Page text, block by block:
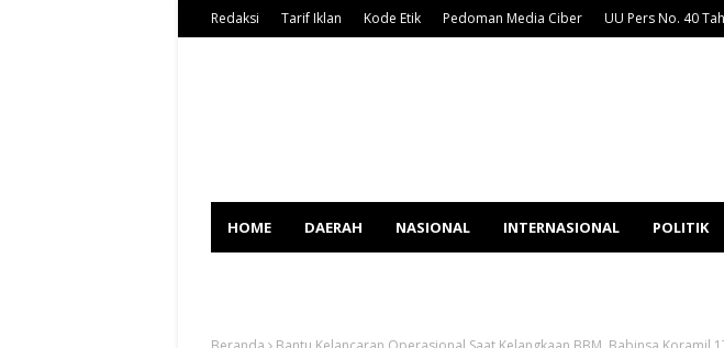
Redaksi Tarif Iklan Kode Etik Pedoman Media Ciber UU Pers No. 40
HOME DAERAH NASIONAL INTERNASIONAL POLITIK